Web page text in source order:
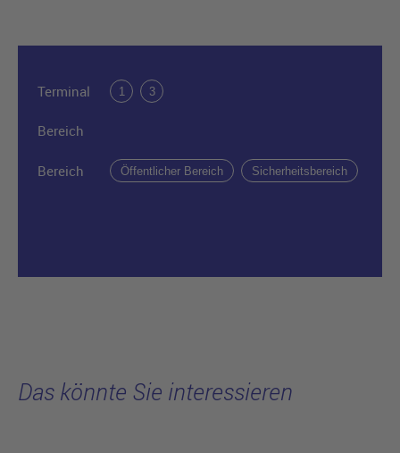
Terminal 1 3
Bereich
Bereich Öffentlicher Bereich Sicherheitsbereich
Das könnte Sie interessieren